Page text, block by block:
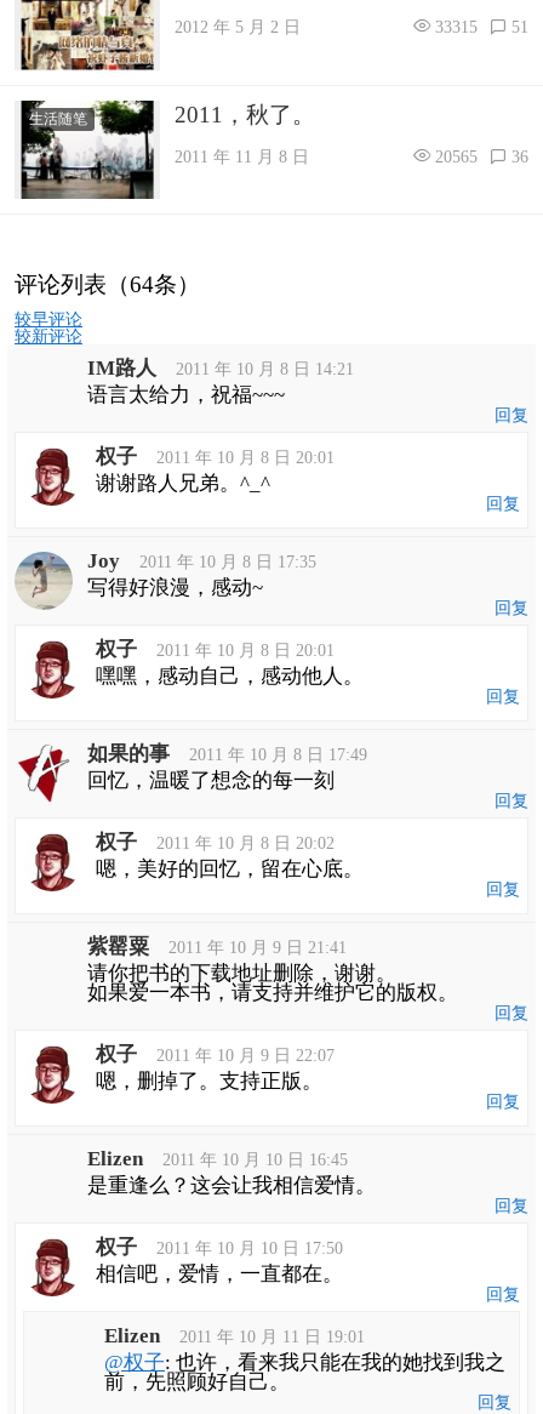
2012 年 5 月 2 日 33315 51
生活随笔 2011，秋了。
2011 年 11 月 8 日 20565 36
评论列表（64条）
评
论
较早评论
较新评论
IM路人 2011 年 10 月 8 日 14:21
语言太给力，祝福~~~
回复
权子 2011 年 10 月 8 日 20:01
谢谢路人兄弟。^_^
回复
Joy 2011 年 10 月 8 日 17:35
写得好浪漫，感动~
回复
权子 2011 年 10 月 8 日 20:01
嘿嘿，感动自己，感动他人。
回复
如果的事 2011 年 10 月 8 日 17:49
回忆，温暖了想念的每一刻
回复
权子 2011 年 10 月 8 日 20:02
嗯，美好的回忆，留在心底。
回复
紫罂粟 2011 年 10 月 9 日 21:41
请你把书的下载地址删除，谢谢。
如果爱一本书，请支持并维护它的版权。
回复
权子 2011 年 10 月 9 日 22:07
嗯，删掉了。支持正版。
回复
Elizen 2011 年 10 月 10 日 16:45
是重逢么？这会让我相信爱情。
回复
权子 2011 年 10 月 10 日 17:50
相信吧，爱情，一直都在。
回复
Elizen 2011 年 10 月 11 日 19:01
@权子: 也许，看来我只能在我的她找到我之
前，先照顾好自己。
回复